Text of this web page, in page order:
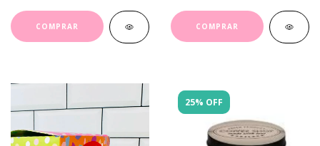
25% OFF